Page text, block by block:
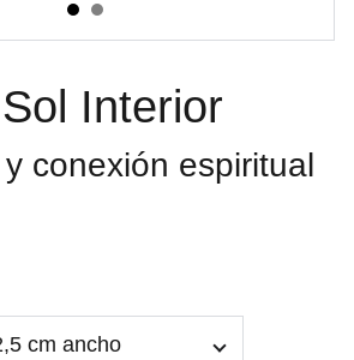
Interior
conexión espiritual